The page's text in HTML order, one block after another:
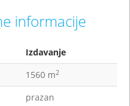
informacije
Izdavanje
1560 m2
prazan